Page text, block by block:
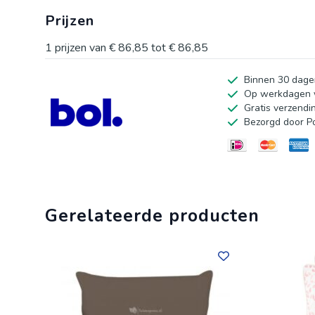
stevige constructie met hoogwaardige vulling zorgt
voor zowel decoratief gebruik als voor
Prijzen
1 prijzen van € 86,85 tot€ 86,85
Binnen 30
Op werkdagen
Gratis
Bezorgd door
Gerelateerde producten